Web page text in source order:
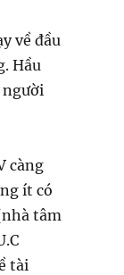
về đầu
Hầu
người
càng
ít có
tâm
tài